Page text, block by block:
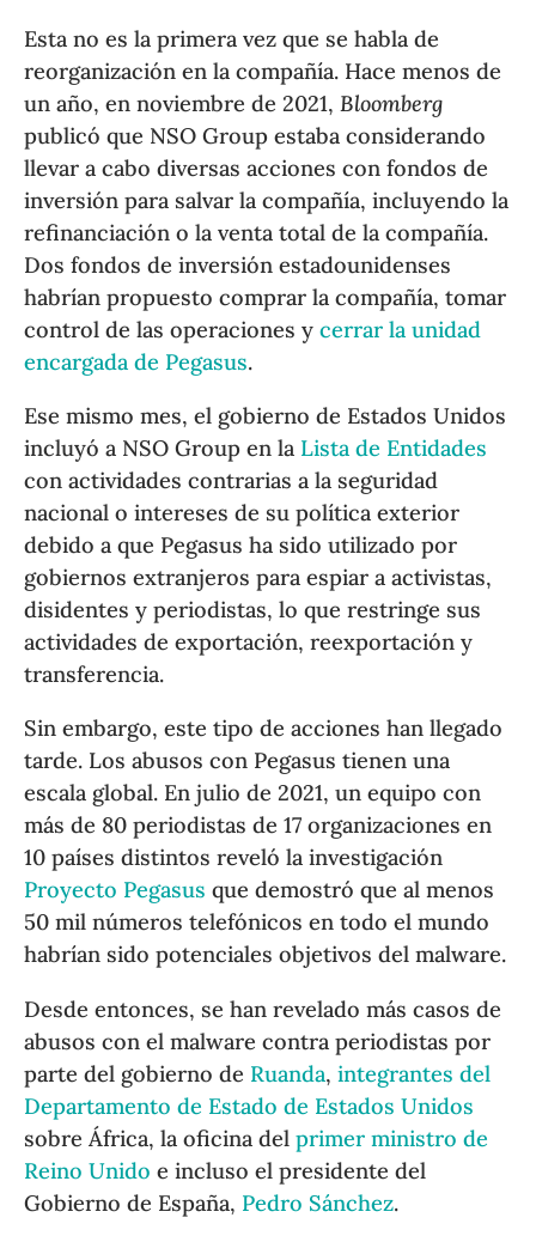
Esta no es la primera vez que se habla de
reorganización en la compañía. Hace menos de
un año, en noviembre de 2021,Bloomberg
publicó que NSO Group estaba considerando
llevar a cabo diversas acciones con fondos de
inversión para salvar la compañía, incluyendo la
refinanciación o la venta total de la compañía.
Dos fondos de inversión estadounidenses
habrían propuesto comprar la compañía, tomar
control de las operaciones ycerrar la unidad
encargada de Pegasus.
Ese mismo mes, el gobierno de Estados Unidos
incluyó a NSO Group en la Lista de Entidades
con actividades contrarias a la seguridad
nacional o intereses de su política exterior
debido a que Pegasus ha sido utilizado por
gobiernos extranjeros para espiar a activistas,
disidentes y periodistas, lo que restringe sus
actividades de exportación, reexportación y
transferencia.
Sin embargo, este tipo de acciones han llegado
tarde. Los abusos con Pegasus tienen una
escala global. En julio de 2021, un equipo con
más de 80 periodistas de 17 organizaciones en
10 países distintos reveló la investigación
Proyecto Pegasus que demostró que al menos
50 mil números telefónicos en todo el mundo
habrían sido potenciales objetivos del malware.
Desde entonces, se han revelado más casos de
abusos con el malware contra periodistas por
parte del gobierno de Ruanda,integrantes del
Departamento de Estado de Estados Unidos
sobre África, la oficina delprimer ministro de
Reino Unido e incluso el presidente del
Gobierno de España, Pedro Sánchez.